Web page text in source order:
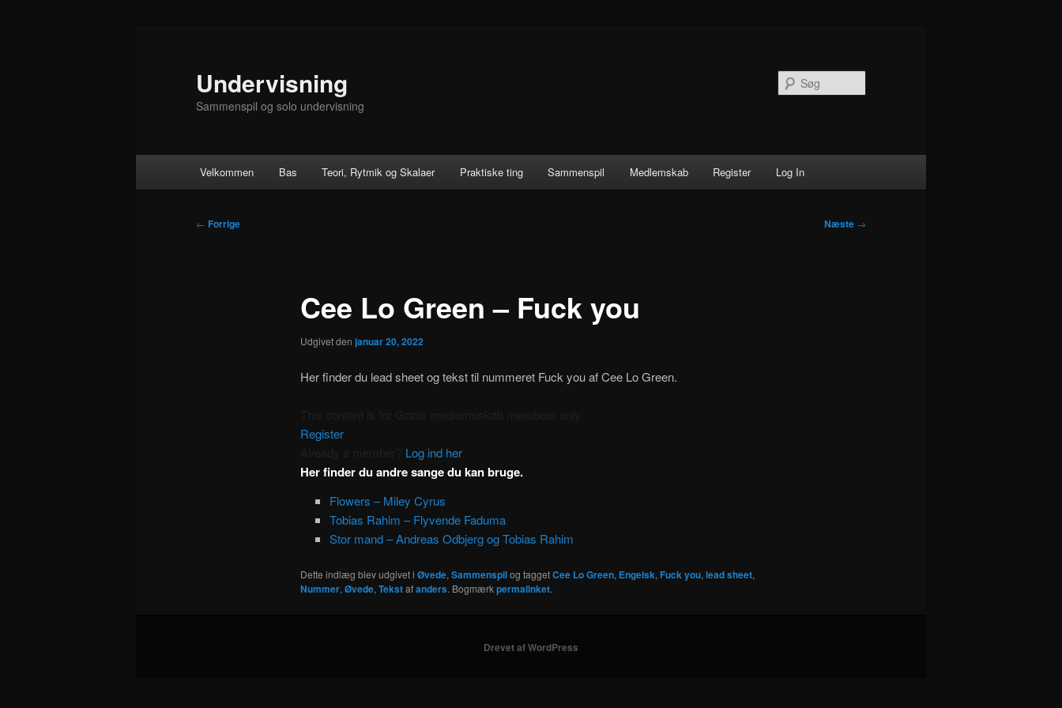
Undervisning
Sammenspil og solo undervisning
Velkommen Bas Teori, Rytmik og Skalaer Praktiske ting Sammenspil Medlemskab Register Log In
Indlægsnavigation
← Forrige Næste →
Cee Lo Green – Fuck you
Udgivet den januar 20, 2022
Her finder du lead sheet og tekst til nummeret Fuck you af Cee Lo Green.
Register
Log ind her
Her finder du andre sange du kan bruge.
Flowers – Miley Cyrus
Tobias Rahim – Flyvende Faduma
Stor mand – Andreas Odbjerg og Tobias Rahim
Dette indlæg blev udgivet i Øvede, Sammenspilog taggetCee Lo Green, Engelsk, Fuck you, lead sheet,
Nummer, Øvede, Tekstafanders. Bogmærkpermalinket.
Drevet af WordPress